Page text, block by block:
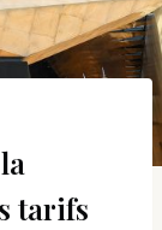
tarifs